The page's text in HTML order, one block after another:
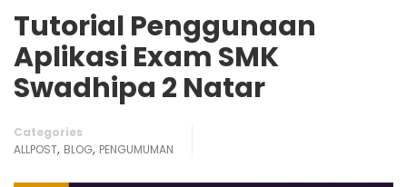
Tutorial Penggunaan
Aplikasi Exam SMK
Swadhipa 2 Natar
Categories
ALLPOST, BLOG, PENGUMUMAN